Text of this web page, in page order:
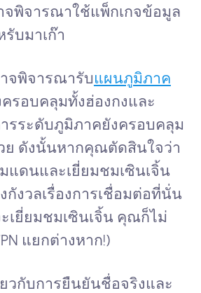
พิจารณาใช้แพ็กเกจข้อมูล
บมาเก๊า
จพิจารณารับแผนภูมิภาค
รอบคลุมทั้งฮ่องกงและ
รระดับภูมิภาคยังครอบคลุม
ย ดังนั้นหากคุณตัดสินใจว่า
แดนและเยี่ยมชมเซินเจิ้น
งวลเรื่องการเชื่อมต่อที่นั่น
เยี่ยมชมเซินเจิ้น คุณก็ไม่
แยกต่างหาก!)
วกับการยืนยันชื่อจริงและ